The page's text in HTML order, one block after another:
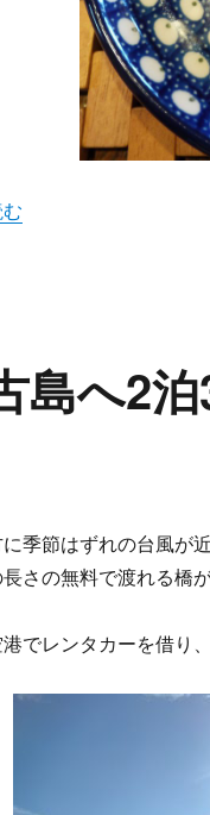
のものを食べている感
島へ2
季節はずれの台風が
さの無料で渡れる橋
でレンタカーを借り